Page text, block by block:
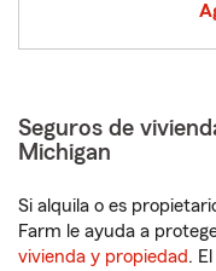
Seguros de
Michigan
Si alquila o es
Farm le ayuda a
vivienda y propiedad.